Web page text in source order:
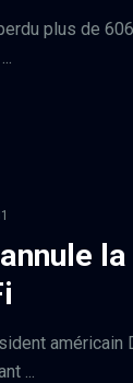
plus de
américain
...